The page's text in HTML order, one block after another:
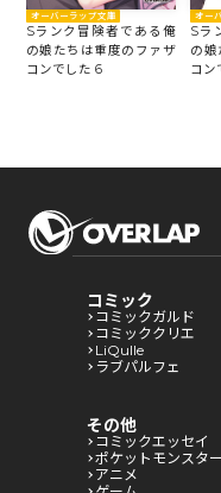
オーバーラップ文庫
Sランク冒険者である俺
の娘たちは重度のファザ
コンでした 6
オー
Sラ
の娘
コン
コミック
コミックガルド
コミッククリエ
LiQulle
ラブパルフェ
その他
コミックエッセイ
ポケットモンスター
アニメ